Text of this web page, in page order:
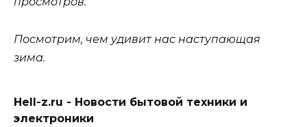
Посмотрим, чем удивит нас наступающая
зима.
Hell-z.ru - Новости бытовой техники и
электроники